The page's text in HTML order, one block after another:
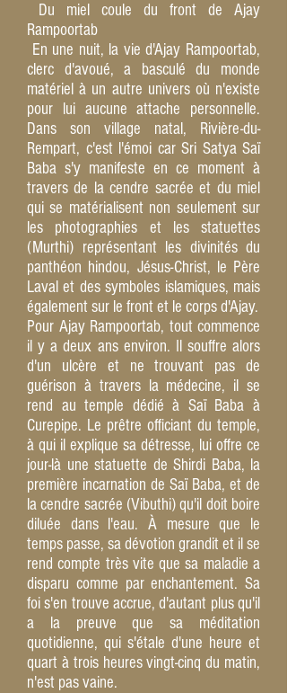
Du miel coule du front de Ajay
Rampoortab
En une nuit, la vie d'Ajay Rampoortab,
clerc d'avoué, a basculé du monde
matériel à un autre univers où n'existe
pour lui aucune attache personnelle.
Dans son village natal, Rivière-du-
Rempart, c'est l'émoi car Sri Satya Saï
Baba s'y manifeste en ce moment à
travers de la cendre sacrée et du miel
qui se matérialisent non seulement sur
les photographies et les statuettes
(Murthi) représentant les divinités du
panthéon hindou, Jésus-Christ, le Père
Laval et des symboles islamiques, mais
également sur le front et le corps d'Ajay.
Pour Ajay Rampoortab, tout commence
il y a deux ans environ. Il souffre alors
d'un ulcère et ne trouvant pas de
guérison à travers la médecine, il se
rend au temple dédié à Saï Baba à
Curepipe. Le prêtre officiant du temple,
à qui il explique sa détresse, lui offre ce
jour-là une statuette de Shirdi Baba, la
première incarnation de Saï Baba, et de
la cendre sacrée (Vibuthi) qu'il doit boire
diluée dans l'eau. À mesure que le
temps passe, sa dévotion grandit et il se
rend compte très vite que sa maladie a
disparu comme par enchantement. Sa
foi s'en trouve accrue, d'autant plus qu'il
a la preuve que sa méditation
quotidienne, qui s'étale d'une heure et
quart à trois heures vingt-cinq du matin,
n'est pas vaine.